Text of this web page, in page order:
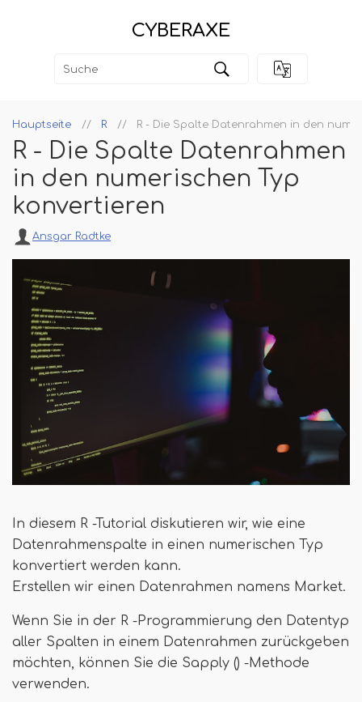
CYBERAXE
Hauptseite R R - Die Spalte Datenrahmen in den
R - Die Spalte Datenrahmen
in den numerischen Typ
konvertieren
Ansgar Radtke
In diesem R -Tutorial diskutieren wir, wie eine
Datenrahmenspalte in einen numerischen Typ
konvertiert werden kann.
Erstellen wir einen Datenrahmen namens Market.
Wenn Sie in der R -Programmierung den Datentyp
aller Spalten in einem Datenrahmen zurückgeben
möchten, können Sie die Sapply () -Methode
verwenden.